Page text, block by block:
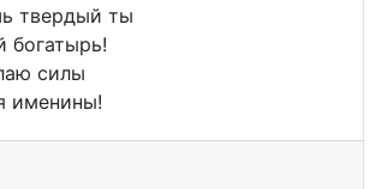
твердый ты
богатырь!
силы
именины!